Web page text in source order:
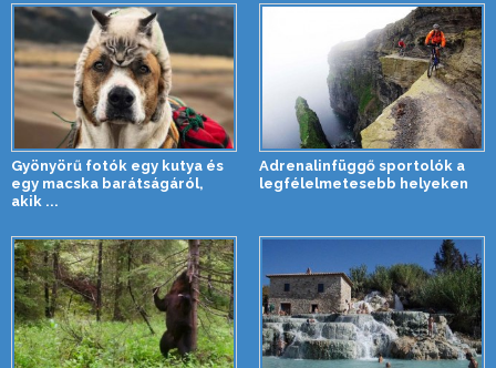
Gyönyörű fotók egy kutya és
egy macska barátságáról,
akik ...
Adrenalinfüggő sportolók a
legfélelmetesebb helyeken